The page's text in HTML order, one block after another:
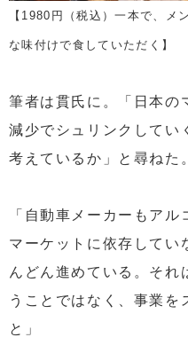
【1980円（税込）一本で、メ
な味付けで食していただく】
筆者は貫氏に。「日本の
減少でシュリンクしてい
考えているか」と尋ねた
「自動車メーカーもア
マーケットに依存してい
んどん進めている。それ
うことではなく、事業を
と」